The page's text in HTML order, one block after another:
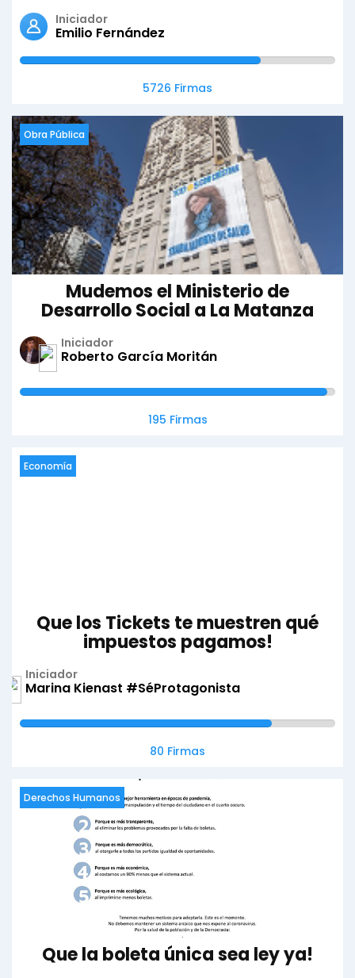
Iniciador
Emilio Fernández
5726 Firmas
Obra Pública
Mudemos el Ministerio de
Desarrollo Social a La Matanza
Iniciador
Roberto García Moritán
195 Firmas
Economía
Que los Tickets te muestren qué
impuestos pagamos!
Iniciador
Marina Kienast #SéProtagonista
80 Firmas
Derechos Humanos
Que la boleta única sea ley ya!